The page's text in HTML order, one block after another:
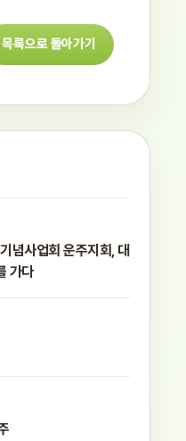
목록으로 돌아가기
념사업회 운주지회, 대
가다